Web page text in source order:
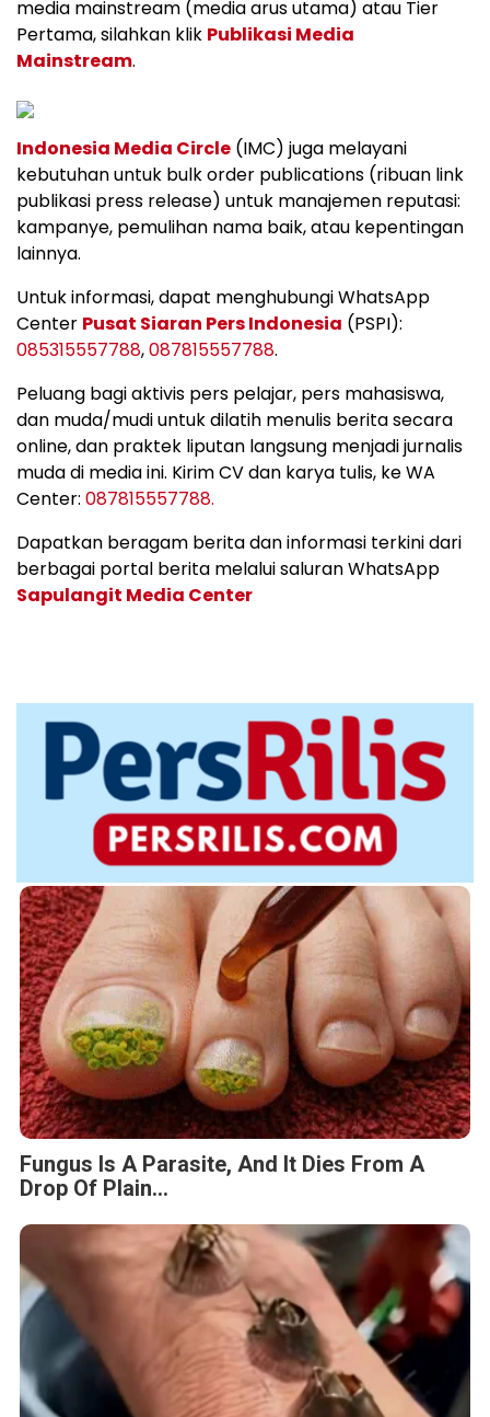
media mainstream (media arus utama) atau Tier
Pertama, silahkan klik Publikasi Media
Mainstream.
Indonesia Media Circle (IMC) juga melayani
kebutuhan untuk bulk order publications (ribuan link
publikasi press release) untuk manajemen reputasi:
kampanye, pemulihan nama baik, atau kepentingan
lainnya.
Untuk informasi, dapat menghubungi WhatsApp
Center Pusat Siaran Pers Indonesia (PSPI):
085315557788,087815557788.
Peluang bagi aktivis pers pelajar, pers mahasiswa,
dan muda/mudi untuk dilatih menulis berita secara
online, dan praktek liputan langsung menjadi jurnalis
muda di media ini. Kirim CV dan karya tulis, ke WA
Center: 087815557788.
Dapatkan beragam berita dan informasi terkini dari
berbagai portal berita melalui saluran WhatsApp
Sapulangit Media Center
Fungus Is A Parasite, And It Dies From A
Drop Of Plain...